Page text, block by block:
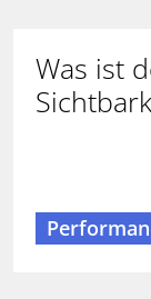
Was ist